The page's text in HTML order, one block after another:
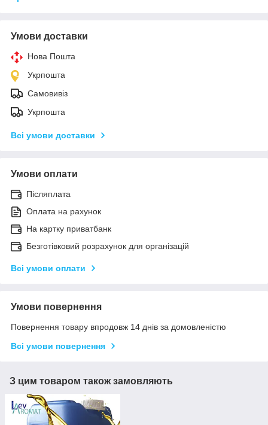
Умови доставки
Нова Пошта
Укрпошта
Самовивіз
Укрпошта
Всі умови доставки
Умови оплати
Післяплата
Оплата на рахунок
На картку приватбанк
Безготівковий розрахунок для організацій
Всі умови оплати
Умови повернення
Повернення товару впродовж 14 днів за домовленістю
Всі умови повернення
З цим товаром також замовляють